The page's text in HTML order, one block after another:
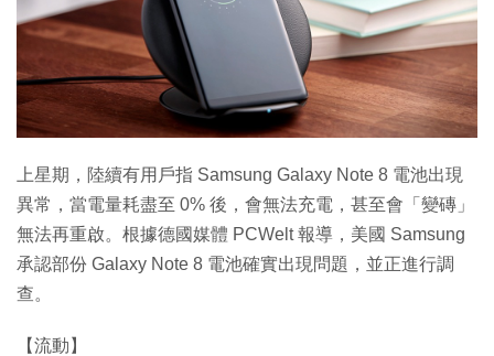
特集
上星期，陸續有用戶指 Samsung Galaxy Note 8 電池出現
異常，當電量耗盡至 0% 後，會無法充電，甚至會「變磚」
無法再重啟。根據德國媒體 PCWelt 報導，美國 Samsung
承認部份 Galaxy Note 8 電池確實出現問題，並正進行調
查。
【流動】